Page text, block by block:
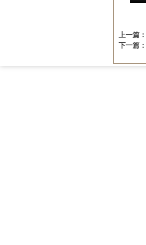
上一篇：
下一篇：